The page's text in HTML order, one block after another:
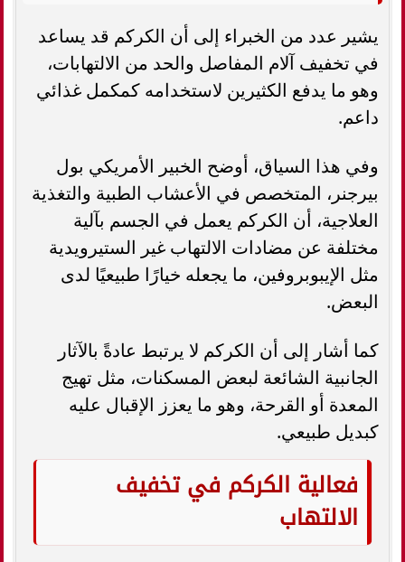
يشير عدد من الخبراء إلى أن الكركم قد يساعد
في تخفيف آلام المفاصل والحد من الالتهابات،
وهو ما يدفع الكثيرين لاستخدامه كمكمل غذائي
داعم.
وفي هذا السياق، أوضح الخبير الأمريكي بول
بيرجنر، المتخصص في الأعشاب الطبية والتغذية
العلاجية، أن الكركم يعمل في الجسم بآلية
مختلفة عن مضادات الالتهاب غير الستيرويدية
مثل الإيبوبروفين، ما يجعله خيارًا طبيعيًا لدى
البعض.
كما أشار إلى أن الكركم لا يرتبط عادةً بالآثار
الجانبية الشائعة لبعض المسكنات، مثل تهيج
المعدة أو القرحة، وهو ما يعزز الإقبال عليه
كبديل طبيعي.
فعالية الكركم في تخفيف
الالتهاب